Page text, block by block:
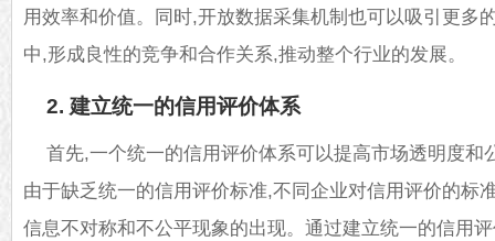
用效率和价值。同时,开放数据采集机制也可以吸引更多
中,形成良性的竞争和合作关系,推动整个行业的发展。
2. 建立统一的信用评价体系
首先,一个统一的信用评价体系可以提高市场透明度和
由于缺乏统一的信用评价标准,不同企业对信用评价的标
信息不对称和不公平现象的出现。通过建立统一的信用